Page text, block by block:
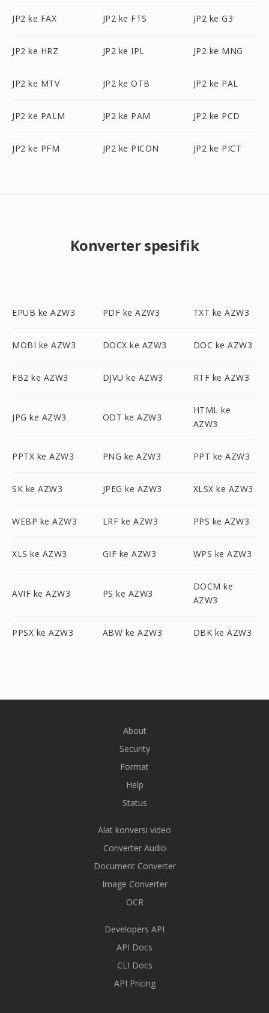
JP2 ke FAX JP2 ke FTS JP2 ke G3
JP2 ke HRZ JP2 ke IPL JP2 ke MNG
JP2 ke MTV JP2 ke OTB JP2 ke PAL
JP2 ke PALM JP2 ke PAM JP2 ke PCD
JP2 ke PFM JP2 ke PICON JP2 ke PICT
Konverter spesifik
EPUB ke AZW3 PDF ke AZW3 TXT ke AZW3
MOBI ke AZW3 DOCX ke AZW3 DOC ke AZW3
FB2 ke AZW3 DJVU ke AZW3 RTF ke AZW3
JPG ke AZW3 ODT ke AZW3
HTML ke
AZW3
PPTX ke AZW3 PNG ke AZW3 PPT ke AZW3
SK ke AZW3 JPEG ke AZW3 XLSX ke AZW3
WEBP ke AZW3 LRF ke AZW3 PPS ke AZW3
XLS ke AZW3 GIF ke AZW3 WPS ke AZW3
AVIF ke AZW3 PS ke AZW3
DOCM ke
AZW3
PPSX ke AZW3 ABW ke AZW3 DBK ke AZW3
About
Security
Format
Help
Status
Alat konversi video
Converter Audio
Document Converter
Image Converter
OCR
Developers API
API Docs
CLI Docs
API Pricing